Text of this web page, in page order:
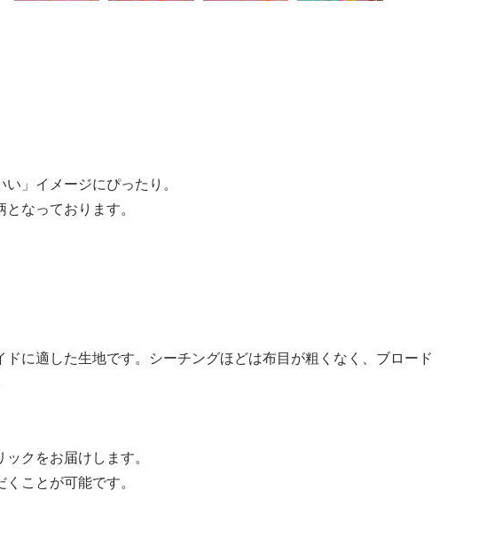
」イメージにぴったり。
なっております。
に適した生地です。シーチングほどは布目が粗くなく、ブロード
クをお届けします。
ことが可能です。